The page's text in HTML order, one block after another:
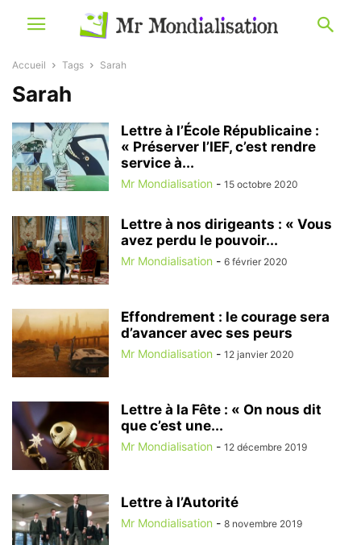
Accueil Tags Sarah
Sarah
Lettre à l’École Républicaine :
« Préserver l’IEF, c’est rendre
service à...
Mr Mondialisation - 15 octobre 2020
Lettre à nos dirigeants : « Vous
avez perdu le pouvoir...
Mr Mondialisation - 6 février 2020
Effondrement : le courage sera
d’avancer avec ses peurs
Mr Mondialisation - 12 janvier 2020
Lettre à la Fête : « On nous dit
que c’est une...
Mr Mondialisation - 12 décembre 2019
Lettre à l’Autorité
Mr Mondialisation - 8 novembre 2019